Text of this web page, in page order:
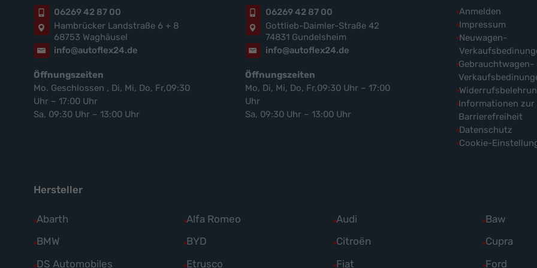
06269 42 87 00
Hambrücker Landstraße 6 + 8
68753 Waghäusel
info@autoflex24.de
Öffnungszeiten
Mo. Geschlossen , Di, Mi, Do, Fr,09:30
Uhr – 17:00 Uhr
Sa, 09:30 Uhr – 13:00 Uhr
06269 42 87 00
Gottlieb-Daimler-Straße 42
74831 Gundelsheim
info@autoflex24.de
Öffnungszeiten
Mo, Di, Mi, Do, Fr,09:30 Uhr – 17:00
Uhr
Sa, 09:30 Uhr – 13:00 Uhr
Anmelden
Impressum
Neuwagen-
Gebrauchtwagen-
Informationen zur
Barrierefreiheit
Datenschutz
Cookie-
Hersteller
Abarth
Alle
Fahrzeuge
Alfa Romeo
Alle
Fahrzeuge
Audi
Alle
Fahrzeuge
Baw
Alle
Fahrzeuge
BMW
Alle
Fahrzeuge
BYD
Alle
Fahrzeuge
Citroën
Alle
Fahrzeuge
Cupra
Alle
Fahrzeuge
DS Automobiles
Alle
Etrusco
Alle
Fiat
Alle
Ford
Alle